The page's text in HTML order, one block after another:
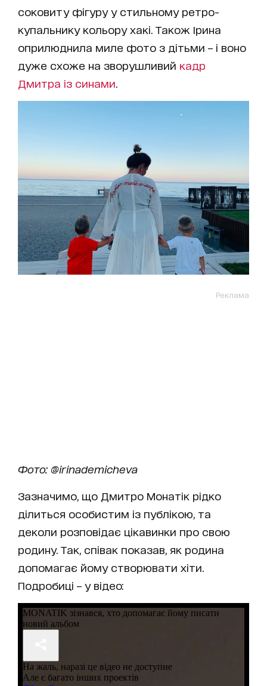
соковиту фігуру у стильному ретро-
купальнику кольору хакі. Також Ірина
оприлюднила миле фото з дітьми – і воно
дуже схоже на зворушливий кадр
Дмитра із синами
Реклама
Фото: @irinademicheva
Зазначимо, що Дмитро Монатік рідко
ділиться особистим із публікою, та
деколи розповідає цікавинки про свою
родину. Так, співак показав, як родина
допомагає йому створювати хіти.
Подробиці – у відео: